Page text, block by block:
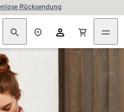
Rücksendung